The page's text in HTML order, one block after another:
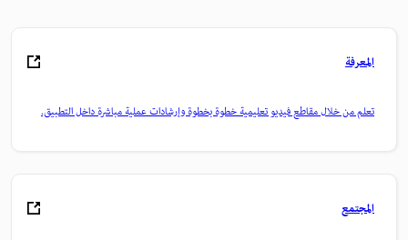
المعرفة
تعلم من خلال مقاطع فيديو تعليمية خطوة بخطوة وإرشادات عملية مباشرة داخل التطبيق.
المجتمع